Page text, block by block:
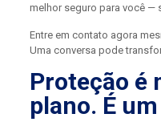
melhor seguro para você —
Entre em contato agora
Uma conversa pode
Proteção é
plano. É